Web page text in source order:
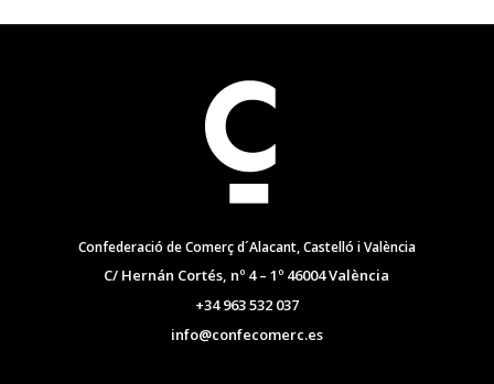
Confederació de Comerç d´Alacant, Castelló i València
C/ Hernán Cortés, nº 4 – 1º 46004 València
+34 963 532 037
info@confecomerc.es